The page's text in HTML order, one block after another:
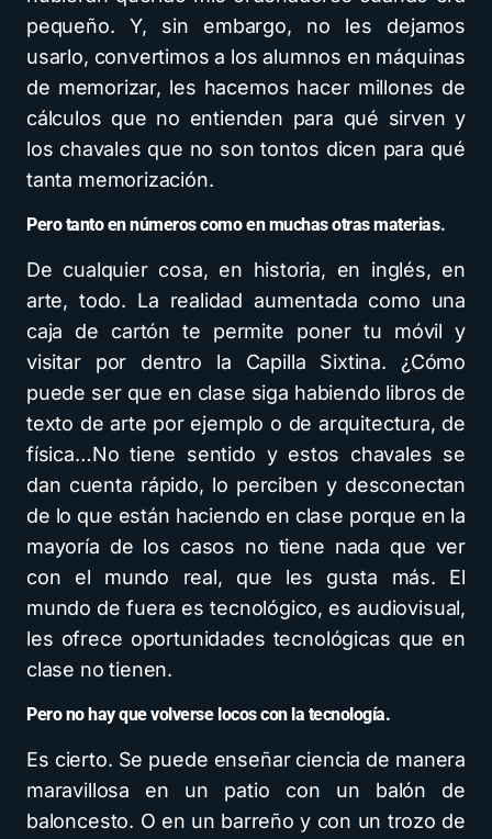
pequeño. Y, sin embargo, no les dejamos
usarlo, convertimos a los alumnos en máquinas
de memorizar, les hacemos hacer millones de
cálculos que no entienden para qué sirven y
los chavales que no son tontos dicen para qué
tanta memorización.
Pero tanto en números como en muchas otras materias.
De cualquier cosa, en historia, en inglés, en
arte, todo. La realidad aumentada como una
caja de cartón te permite poner tu móvil y
visitar por dentro la Capilla Sixtina. ¿Cómo
puede ser que en clase siga habiendo libros de
texto de arte por ejemplo o de arquitectura, de
física…No tiene sentido y estos chavales se
dan cuenta rápido, lo perciben y desconectan
de lo que están haciendo en clase porque en la
mayoría de los casos no tiene nada que ver
con el mundo real, que les gusta más. El
mundo de fuera es tecnológico, es audiovisual,
les ofrece oportunidades tecnológicas que en
clase no tienen.
Pero no hay que volverse locos con la tecnología.
Es cierto. Se puede enseñar ciencia de manera
maravillosa en un patio con un balón de
baloncesto. O en un barreño y con un trozo de